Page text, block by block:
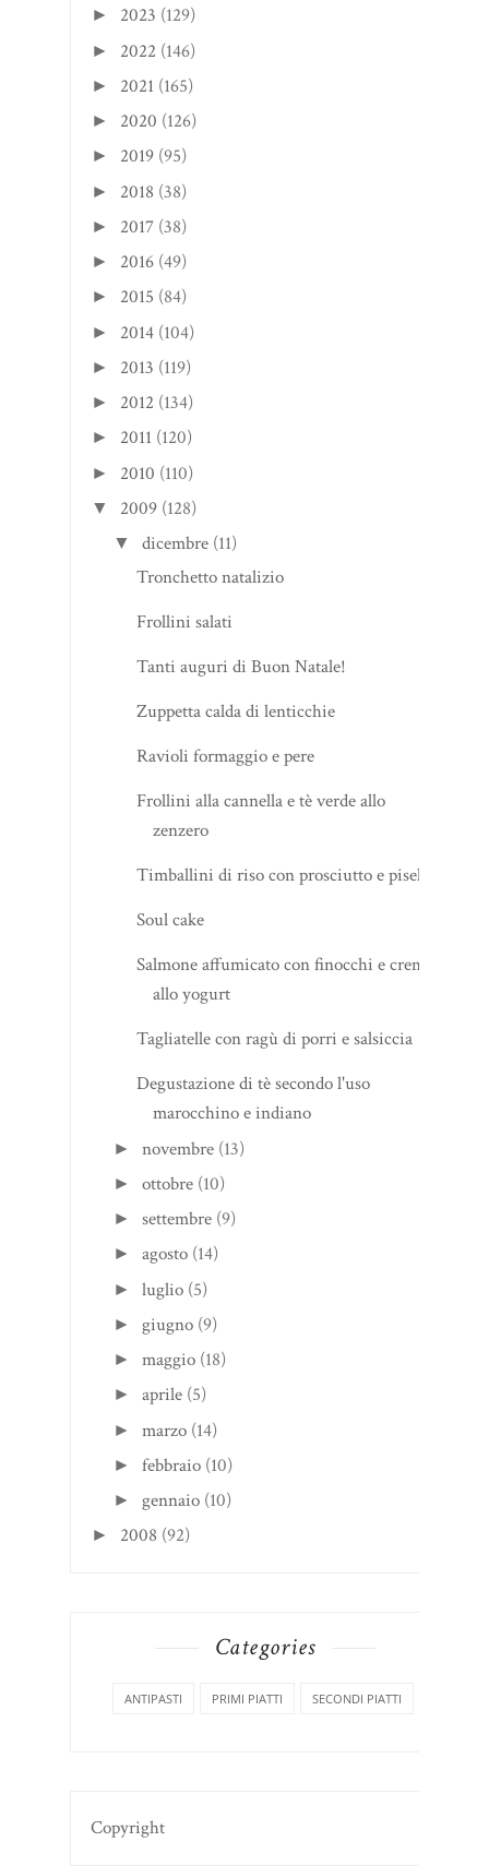
► 2023 (129)
► 2022 (146)
► 2021 (165)
► 2020 (126)
► 2019 (95)
► 2018 (38)
► 2017 (38)
► 2016 (49)
► 2015 (84)
► 2014 (104)
► 2013 (119)
► 2012 (134)
► 2011 (120)
► 2010 (110)
▼ 2009 (128)
▼ dicembre (11)
Tronchetto natalizio
Frollini salati
Tanti auguri di Buon Natale!
Zuppetta calda di lenticchie
Ravioli formaggio e pere
Frollini alla cannella e tè verde allo
zenzero
Timballini di riso con prosciutto e piselli
Soul cake
Salmone affumicato con finocchi e crema
allo yogurt
Tagliatelle con ragù di porri e salsiccia
Degustazione di tè secondo l'uso
marocchino e indiano
►novembre (13)
►ottobre (10)
►settembre (9)
►agosto (14)
►luglio (5)
►giugno (9)
►maggio (18)
►aprile (5)
►marzo (14)
►febbraio (10)
►gennaio (10)
► 2008 (92)
Categories
ANTIPASTI PRIMI PIATTI SECONDI PIATTI
Copyright